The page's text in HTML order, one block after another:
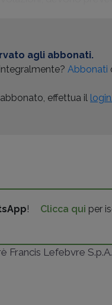
agli abbonati.
Abbonati
effettua il login.
! Clicca qui per
Francis Lefebvre S.p.A.